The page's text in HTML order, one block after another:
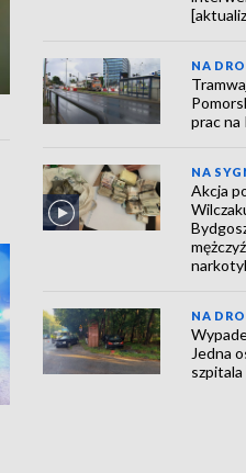
NA
prac na
NA
Akcja
NA
Jedna
szpitala